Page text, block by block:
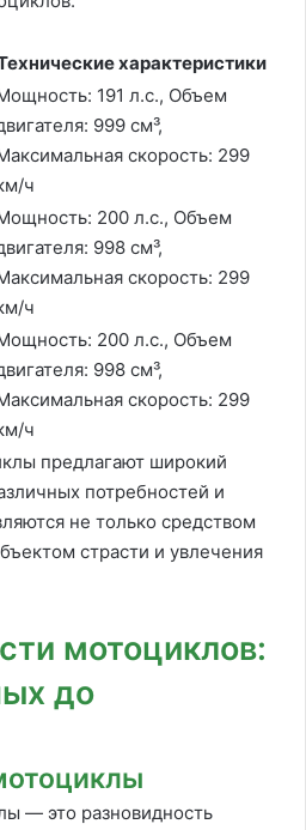
характеристики
191 л.с., Объем
999 см³,
скорость: 299
ч
200 л.с., Объем
998 см³,
скорость: 299
ч
200 л.с., Объем
998 см³,
скорость: 299
ч
предлагают широкий
потребностей и
не только средством
страсти и увлечения
мотоциклов:
до
— это разновидность